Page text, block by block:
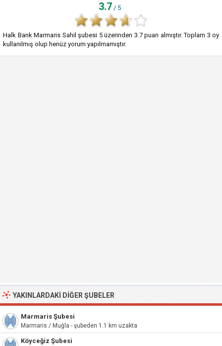
3.7 / 5
Halk Bank Marmaris Sahil şubesi 5üzerinden 3.7puan almıştır. Toplam 3 oy
kullanılmış olup henüz yorum yapılmamıştır.
YAKINLARDAKI DIĞER ŞUBELER
Marmaris Şubesi
Marmaris / Muğla - şubeden 1.1 km uzakta
Köyceğiz Şubesi